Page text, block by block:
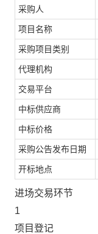
采购人
项目名称
采购项目类别
代理机构
交易平台
中标供应商
中标价格
采购公告发布日期
开标地点
进场交易环节
1
项目登记